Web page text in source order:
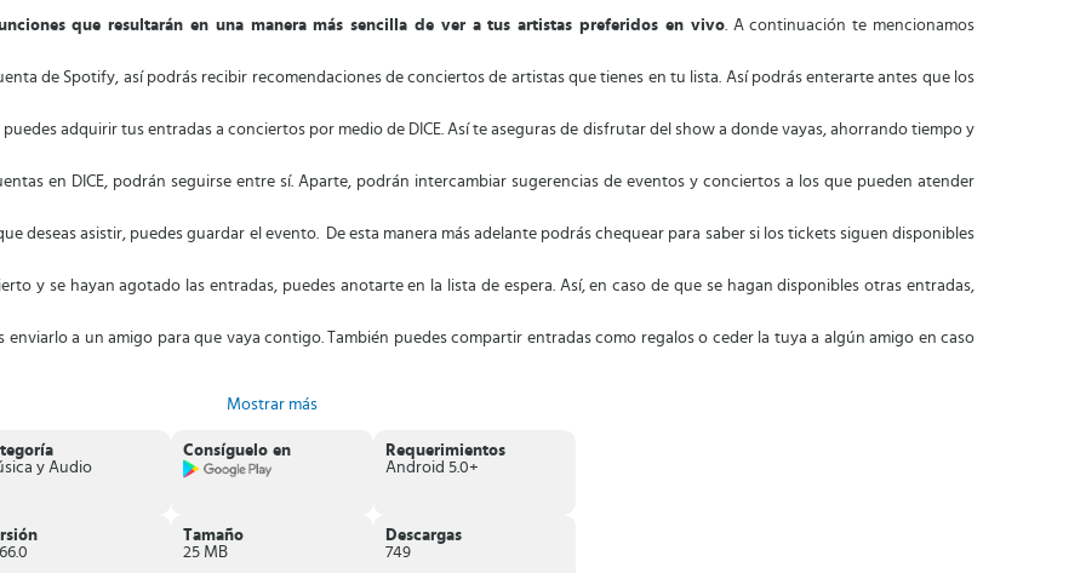
que resultarán en una manera más sencilla de ver a tus artistas preferidos en vivo. A continuación te mencionamos
de Spotify, así podrás recibir recomendaciones de conciertos de artistas que tienes en tu lista. Así podrás enterarte antes que los
adquirir tus entradas a conciertos por medio de DICE. Así te aseguras de disfrutar del show a donde vayas, ahorrando tiempo y
en DICE, podrán seguirse entre sí. Aparte, podrán intercambiar sugerencias de eventos y conciertos a los que pueden atender
deseas asistir, puedes guardar el evento. De esta manera más adelante podrás chequear para saber si los tickets siguen disponibles
y se hayan agotado las entradas, puedes anotarte en la lista de espera. Así, en caso de que se hagan disponibles otras entradas,
a un amigo para que vaya contigo. También puedes compartir entradas como regalos o ceder la tuya a algún amigo en caso
de shows que podrían gustarte.
, así como función de transferir entradas a otros usuarios.
Mostrar más
y Audio
Consíguelo en
Requerimientos
Android 5.0+
Tamaño
25 MB
Descargas
749